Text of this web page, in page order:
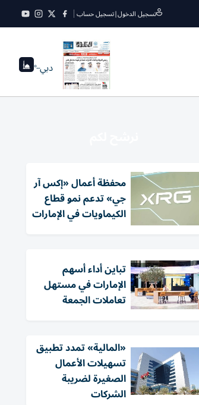
تسجيل الدخول|تسجيل حساب
دبي--°
محفظة أعمال «إكس آر
جي» تدعم نمو قطاع
الكيماويات في الإمارات
تباين أداء أسهم
الإمارات في مستهل
تعاملات الجمعة
«المالية» تمدد تطبيق
تسهيلات الأعمال
الصغيرة لضريبة
الشركات